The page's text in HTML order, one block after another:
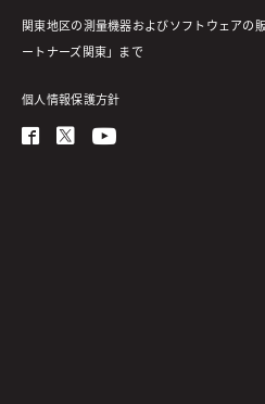
関東地区の測量機器およびソフトウェアの
ートナーズ関東」まで
個人情報保護方針